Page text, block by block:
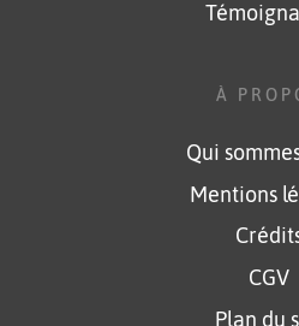
À
Qui
Mentions
CGV
Plan du